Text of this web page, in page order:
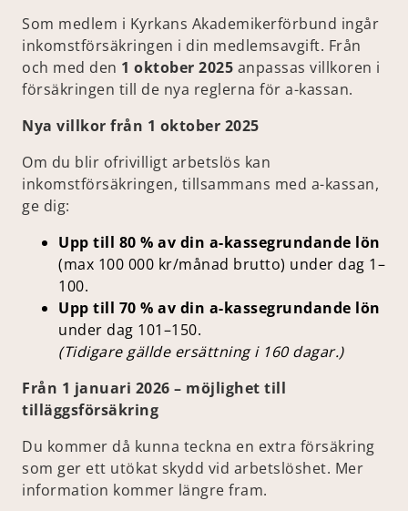
Som medlem i Kyrkans Akademikerförbund ingår
inkomstförsäkringen i din medlemsavgift. Från
och med den 1 oktober 2025 anpassas villkoren i
försäkringen till de nya reglerna för a-kassan.
Nya villkor från 1 oktober 2025
Om du blir ofrivilligt arbetslös kan
inkomstförsäkringen, tillsammans med a-kassan,
ge dig:
Upp till 80 % av din a-kassegrundande lön
(max 100 000 kr/månad brutto) under dag 1–
100.
Upp till 70 % av din a-kassegrundande lön
under dag 101–150.
(Tidigare gällde ersättning i 160 dagar.)
Från 1 januari 2026 – möjlighet till
tilläggsförsäkring
Du kommer då kunna teckna en extra försäkring
som ger ett utökat skydd vid arbetslöshet. Mer
information kommer längre fram.